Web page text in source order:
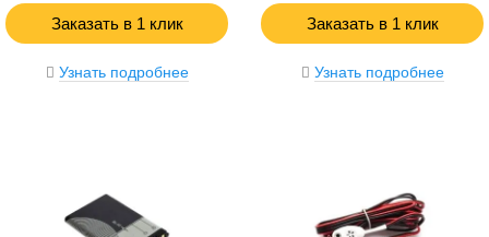
Заказать в 1 клик
Узнать подробнее
Заказать в 1 клик
Узнать подробнее